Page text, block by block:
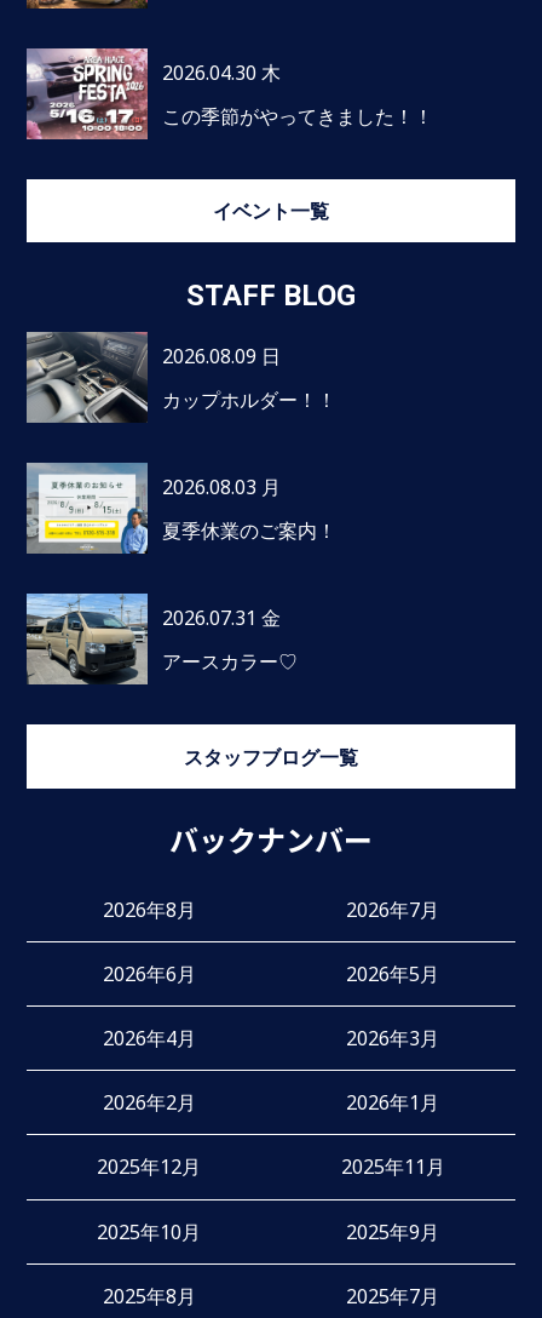
2026.04.30 木
この季節がやってきました！！
イベント一覧
STAFF BLOG
2026.08.09 日
カップホルダー！！
2026.08.03 月
夏季休業のご案内！
2026.07.31 金
アースカラー♡
スタッフブログ一覧
バックナンバー
2026年8月 2026年7月
2026年6月 2026年5月
2026年4月 2026年3月
2026年2月 2026年1月
2025年12月 2025年11月
2025年10月 2025年9月
2025年8月 2025年7月